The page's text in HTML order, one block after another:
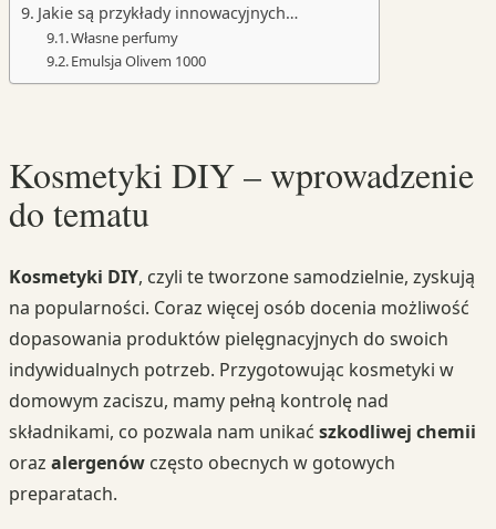
Jakie są przykłady innowacyjnych…
Własne perfumy
Emulsja Olivem 1000
Kosmetyki DIY – wprowadzenie
do tematu
Kosmetyki DIY, czyli te tworzone samodzielnie, zyskują
na popularności. Coraz więcej osób docenia możliwość
dopasowania produktów pielęgnacyjnych do swoich
indywidualnych potrzeb. Przygotowując kosmetyki w
domowym zaciszu, mamy pełną kontrolę nad
składnikami, co pozwala nam unikać szkodliwej chemii
oraz alergenów często obecnych w gotowych
preparatach.